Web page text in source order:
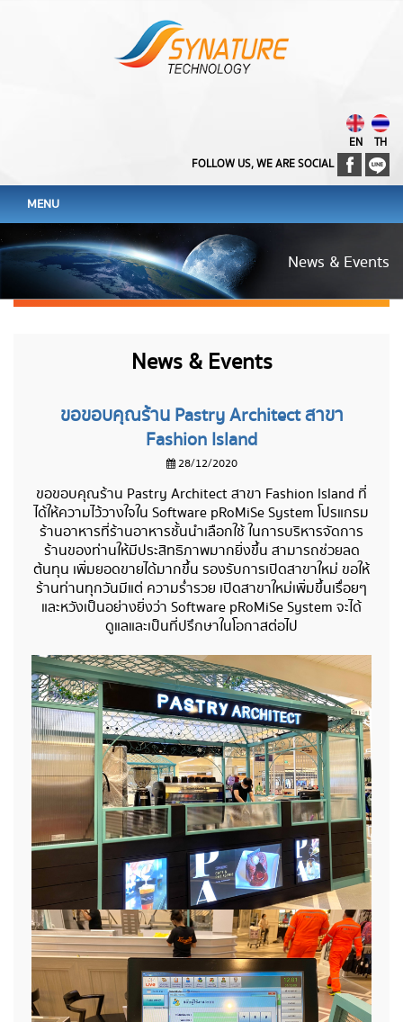
EN
TH
FOLLOW US, WE ARE SOCIAL
MENU
News & Events
News & Events
ขอขอบคุณร้าน Pastry Architect สาขา
Fashion Island
28/12/2020
ขอขอบคุณร้าน Pastry Architect สาขา Fashion Island ที่
ได้ให้ความไว้วางใจใน Software pRoMiSe System โปรแกรม
ร้านอาหารที่ร้านอาหารชั้นนำเลือกใช้ ในการบริหารจัดการ
ร้านของท่านให้มีประสิทธิภาพมากยิ่งขึ้น สามารถช่วยลด
ต้นทุน เพิ่มยอดขายได้มากขึ้น รองรับการเปิดสาขาใหม่ ขอให้
ร้านท่านทุกวันมีแต่ ความร่ำรวย เปิดสาขาใหม่เพิ่มขึ้นเรื่อยๆ
และหวังเป็นอย่างยิ่งว่า Software pRoMiSe System จะได้
ดูแลและเป็นที่ปรึกษาในโอกาสต่อไป